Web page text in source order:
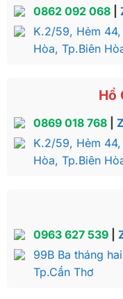
0862 092 068|
K.2/59, Hẻm 44,
Hòa, Tp.Biên
Hồ
0869 018 768|
K.2/59, Hẻm 44,
Hòa, Tp.Biên
0963 627 539|
99B Ba tháng
Tp.Cần Thơ